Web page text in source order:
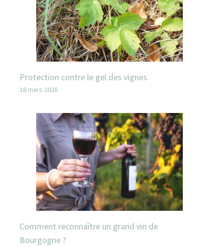
Protection contre le gel des vignes
18 mars 2026
Comment reconnaître un grand vin de
Bourgogne ?